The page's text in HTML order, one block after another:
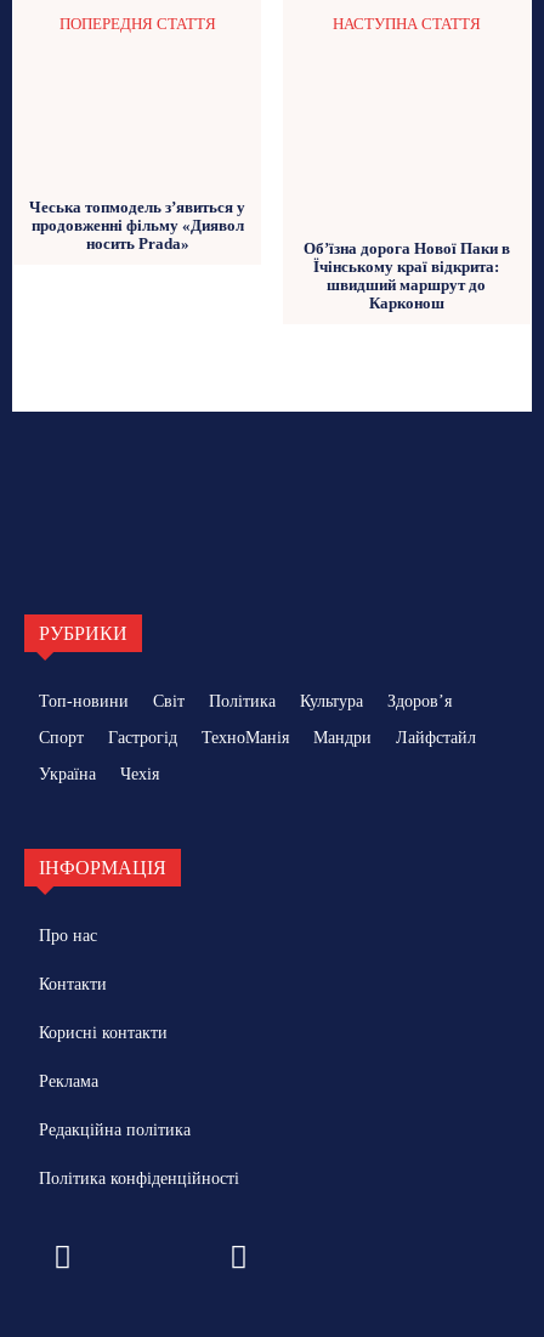
ПОПЕРЕДНЯ СТАТТЯ
Чеська топмодель з’явиться у
продовженні фільму «Диявол
носить Prada»
НАСТУПНА СТАТТЯ
Об’їзна дорога Нової Паки в
Їчінському краї відкрита:
швидший маршрут до
Карконош
РУБРИКИ
Топ-новини Світ Політика Культура
Здоровʼя
Спорт
Гастрогід ТехноМанія Мандри
Лайфстайл
Україна
Чехія
ІНФОРМАЦІЯ
Про нас
Контакти
Корисні контакти
Реклама
Редакційна політика
Політика конфіденційності